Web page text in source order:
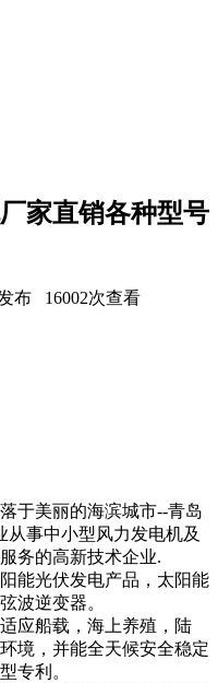
家直销各种型号
布 16002次查看
于美丽的海滨城市--青岛
从事中小型风力发电机及
务的高新技术企业.
能光伏发电产品，太阳能
波逆变器。
应船载，海上养殖，陆
境，并能全天候安全稳定
专利。